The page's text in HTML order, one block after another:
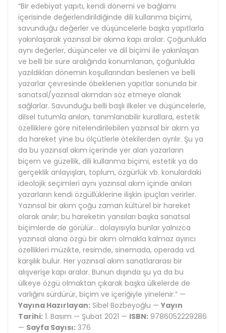
“Bir edebiyat yapıtı, kendi dönemi ve bağlamı
içerisinde değerlendirildiğinde dili kullanma biçimi,
savunduğu değerler ve düşüncelerle başka yapıtlarla
yakınlaşarak yazınsal bir akıma kapı aralar. Çoğunlukla
aynı değerler, düşünceler ve dil biçimi ile yakınlaşan
ve belli bir süre aralığında konumlanan, çoğunlukla
yazıldıkları dönemin koşullarından beslenen ve belli
yazarlar çevresinde öbeklenen yapıtlar sonunda bir
sanatsal/yazınsal akımdan söz etmeye olanak
sağlarlar. Savunduğu belli başlı ilkeler ve düşüncelerle,
dilsel tutumla anılan, tanımlanabilir kurallara, estetik
özelliklere göre nitelendirilebilen yazınsal bir akım ya
da hareket yine bu ölçütlerle ötekilerden ayrılır. Şu ya
da bu yazınsal akım içerinde yer alan yazarların
biçem ve güzellik, dili kullanma biçimi, estetik ya da
gerçeklik anlayışları, toplum, özgürlük vb. konulardaki
ideolojik seçimleri aynı yazınsal akım içinde anılan
yazarların kendi özgüllüklerine ilişkin ipuçları verirler.
Yazınsal bir akım çoğu zaman kültürel bir hareket
olarak anılır; bu hareketin yansıları başka sanatsal
biçimlerde de görülür… dolayısıyla bunlar yalnızca
yazınsal alana özgü bir akım olmakla kalmaz ayırıcı
özellikleri müzikte, resimde, sinemada, operada vd.
karşılık bulur. Her yazınsal akım sanatlararası bir
alışverişe kapı aralar. Bunun dışında şu ya da bu
ülkeye özgü olmaktan çıkarak başka ülkelerde de
varlığını sürdürür, biçim ve içeriğiyle yinelenir.” —
Yayına Hazırlayan: Sibel Bozbeyoğlu — Yayın
Tarihi: 1. Basım — Şubat 2021 — ISBN: 9786052229286
— Sayfa Sayısı: 376